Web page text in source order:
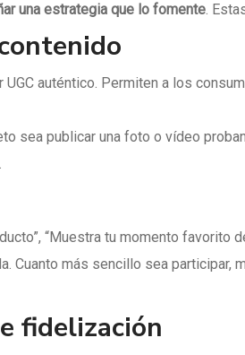
una estrategia que lo fomente.
auténtico. Permiten a los
sea publicar una foto o vídeo
“Muestra tu momento favorito
Cuanto más sencillo sea participar,
fidelización